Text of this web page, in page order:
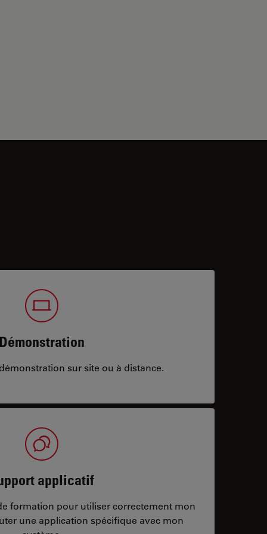
Démonstration
sur site ou à distance.
applicatif
formation pour utiliser correctement mon
une application spécifique avec mon